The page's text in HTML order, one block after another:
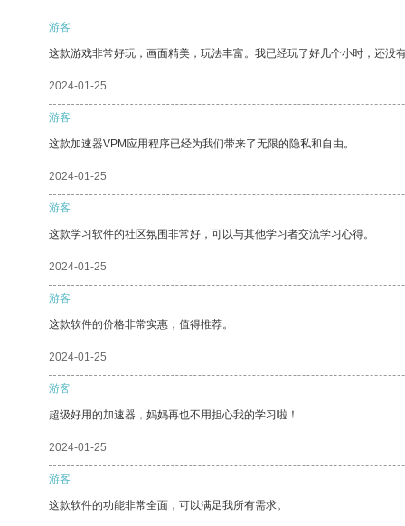
游客
这款游戏非常好玩，画面精美，玩法丰富。我已经玩了好几个小时，还没
2024-01-25
游客
这款加速器VPM应用程序已经为我们带来了无限的隐私和自由。
2024-01-25
游客
这款学习软件的社区氛围非常好，可以与其他学习者交流学习心得。
2024-01-25
游客
这款软件的价格非常实惠，值得推荐。
2024-01-25
游客
超级好用的加速器，妈妈再也不用担心我的学习啦！
2024-01-25
游客
这款软件的功能非常全面，可以满足我所有需求。